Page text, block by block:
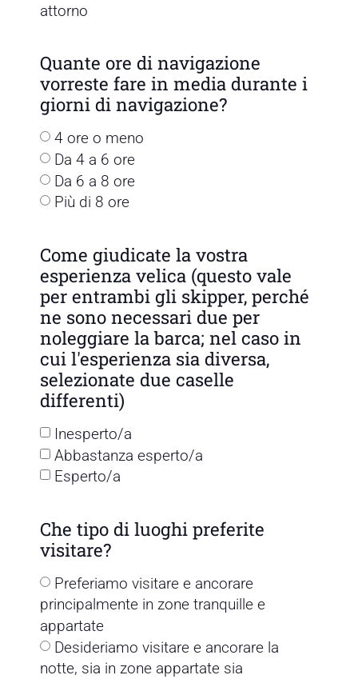
attorno
Quante ore di navigazione
vorreste fare in media durante i
giorni di navigazione?
4 ore o meno
Da 4 a 6 ore
Da 6 a 8 ore
Più di 8 ore
Come giudicate la vostra
esperienza velica (questo vale
per entrambi gli skipper, perché
ne sono necessari due per
noleggiare la barca; nel caso in
cui l'esperienza sia diversa,
selezionate due caselle
differenti)
Inesperto/a
Abbastanza esperto/a
Esperto/a
Che tipo di luoghi preferite
visitare?
Preferiamo visitare e ancorare
principalmente in zone tranquille e
appartate
Desideriamo visitare e ancorare la
notte, sia in zone appartate sia